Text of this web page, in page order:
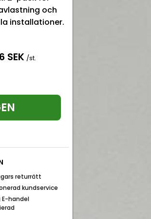
och
installationer.
SEK /st.
returrätt
kundservice
E-handel